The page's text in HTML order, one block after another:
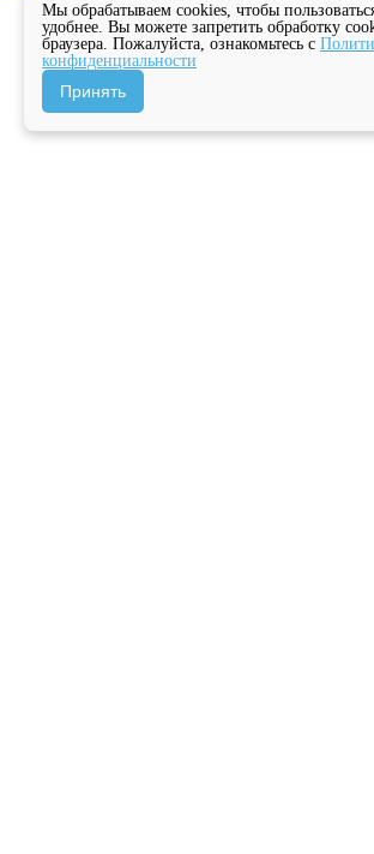
Мы обрабатываем cookies, чтобы
удобнее. Вы можете запретить обработку
браузера. Пожалуйста, ознакомьтесь с
конфиденциальности
Принять